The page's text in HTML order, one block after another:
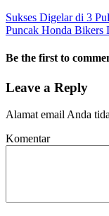
Sukses Digelar di 3
Puncak Honda Bikers
Be the first to
Leave a Reply
Alamat email Anda
Komentar